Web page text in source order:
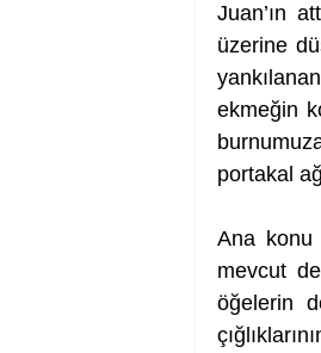
Juan’ın
üzerine
ekmeğin
portakal
Ana konu
mevcut
öğelerin